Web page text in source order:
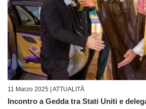
11 Marzo 2025 | ATTUALITÀ
Incontro a Gedda tra Stati Uniti e